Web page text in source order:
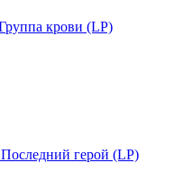
крови (LP)
герой (LP)